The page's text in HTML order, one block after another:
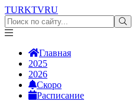
TURKTVRU
Главная
2025
2026
Скоро
Расписание